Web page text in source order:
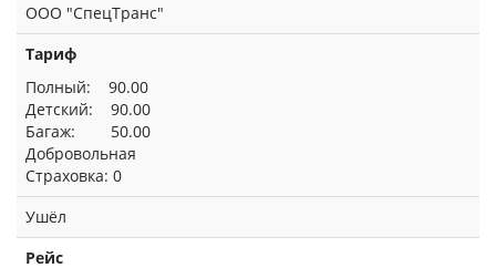
ООО "СпецТранс"
Тариф
Полный: 90.00
Детский: 90.00
Багаж: 50.00
Добровольная
Страховка: 0
Ушёл
Рейс